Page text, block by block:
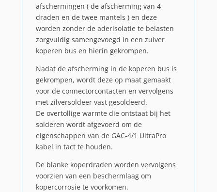
afschermingen ( de afscherming van 4
draden en de twee mantels ) en deze
worden zonder de aderisolatie te belasten
zorgvuldig samengevoegd in een zuiver
koperen bus en hierin gekrompen.
Nadat de afscherming in de koperen bus is
gekrompen, wordt deze op maat gemaakt
voor de connectorcontacten en vervolgens
met zilversoldeer vast gesoldeerd.
De overtollige warmte die ontstaat bij het
solderen wordt afgevoerd om de
eigenschappen van de GAC-4/1 UltraPro
kabel in tact te houden.
De blanke koperdraden worden vervolgens
voorzien van een beschermlaag om
kopercorrosie te voorkomen.